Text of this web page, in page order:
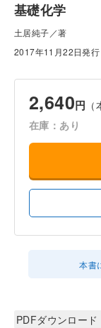
基礎化学
土居純子／著
2017年11月22日発行
2,640円
在庫：あり
本書
PDFダウンロード